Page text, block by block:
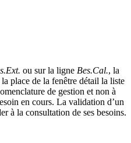
ou sur la ligne Bes.Cal., la
place de la fenêtre détail la liste
de gestion et non à
en cours. La validation d’un
à la consultation de ses besoins.